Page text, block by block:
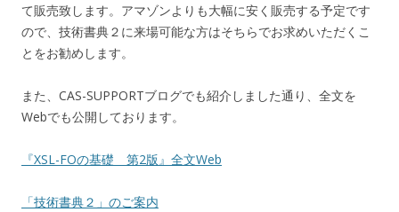
て販売致します。アマゾンよりも大幅に安く販売する予定です
ので、技術書典２に来場可能な方はそちらでお求めいただくこ
とをお勧めします。
また、CAS-SUPPORTブログでも紹介しました通り、全文を
Webでも公開しております。
『XSL-FOの基礎 第2版』全文Web
「技術書典２」のご案内